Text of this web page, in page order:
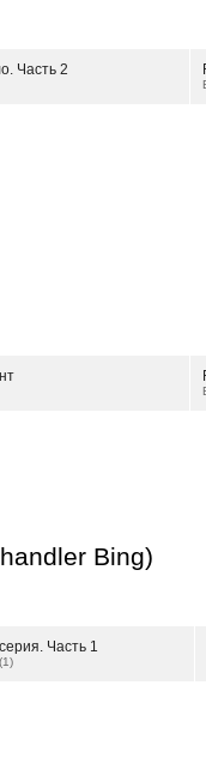
Часть 2
Bing)
Часть 1